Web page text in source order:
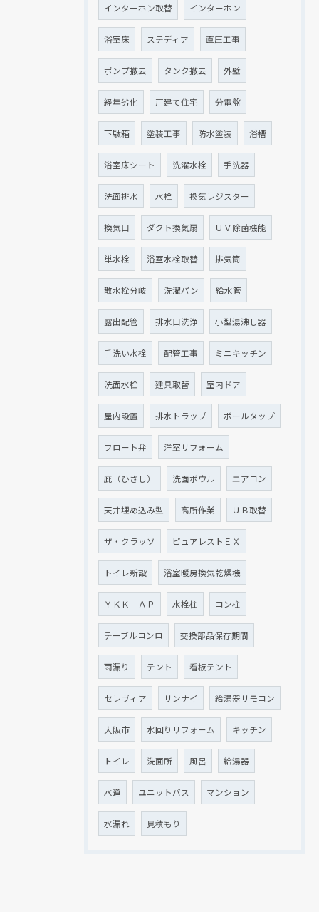
インターホン取替 インターホン
浴室床 ステディア 直圧工事
ポンプ撤去 タンク撤去 外壁
経年劣化 戸建て住宅 分電盤
下駄箱 塗装工事 防水塗装 浴槽
浴室床シート 洗濯水栓 手洗器
洗面排水 水栓 換気レジスター
換気口 ダクト換気扇 ＵＶ除菌機能
単水栓 浴室水栓取替 排気筒
散水栓分岐 洗濯パン 給水管
露出配管 排水口洗浄 小型湯沸し器
手洗い水栓 配管工事 ミニキッチン
洗面水栓 建具取替 室内ドア
屋内設置 排水トラップ ボールタップ
フロート弁 洋室リフォーム
庇（ひさし） 洗面ボウル エアコン
天井埋め込み型 高所作業 ＵＢ取替
ザ・クラッソ ピュアレストＥＸ
トイレ新設 浴室暖房換気乾燥機
ＹＫＫ ＡＰ 水栓柱 コン柱
テーブルコンロ 交換部品保存期間
雨漏り テント 看板テント
セレヴィア リンナイ 給湯器リモコン
大阪市 水回りリフォーム キッチン
トイレ 洗面所 風呂 給湯器
水道 ユニットバス マンション
水漏れ 見積もり